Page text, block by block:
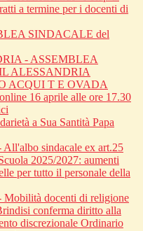
a termine per i docenti di
SINDACALE del
- ASSEMBLEA
ALESSANDRIA
ACQUI T E OVADA
16 aprile alle ore 17.30
a Sua Santità Papa
sindacale ex art.25
2025/2027: aumenti
per tutto il personale della
Mobilità docenti di religione
conferma diritto alla
discrezionale Ordinario